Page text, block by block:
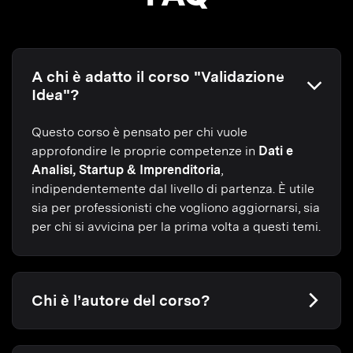
A chi è adatto il corso "Validazione
Idea"?
Questo corso è pensato per chi vuole
approfondire le proprie competenze in Dati e
Analisi, Startup & Imprenditoria
indipendentemente dal livello di partenza. È utile
sia per professionisti che vogliono aggiornarsi, sia
per chi si avvicina per la prima volta a questi temi.
Chi è l’autore del corso?